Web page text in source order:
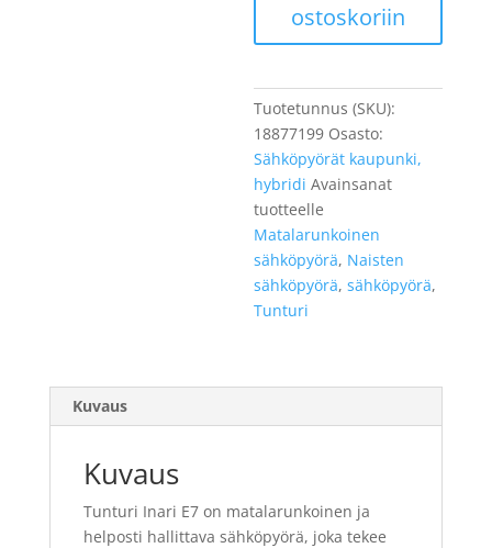
ostoskoriin
Tuotetunnus (SKU):
18877199 Osasto:
Sähköpyörät kaupunki,
hybridi Avainsanat
tuotteelle
Matalarunkoinen
sähköpyörä, Naisten
sähköpyörä,sähköpyörä,
Tunturi
Kuvaus
Kuvaus
Tunturi Inari E7 on matalarunkoinen ja
helposti hallittava sähköpyörä, joka tekee